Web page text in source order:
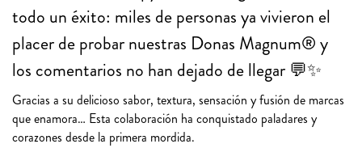
todo un éxito: miles de personas ya vivieron el
placer de probar nuestras Donas Magnum® y
los comentarios no han dejado de llegar 💬✨
Gracias a su delicioso sabor, textura, sensación y fusión de marcas
que enamora… Esta colaboración ha conquistado paladares y
corazones desde la primera mordida.